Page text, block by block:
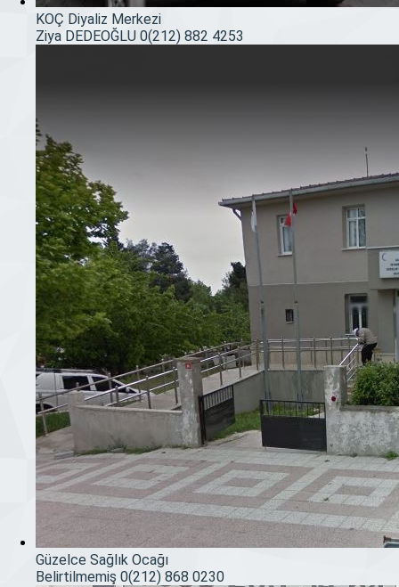
KOÇ Diyaliz Merkezi
Ziya DEDEOĞLU 0(212) 882 4253
Güzelce Sağlık Ocağı
Belirtilmemiş 0(212) 868 0230